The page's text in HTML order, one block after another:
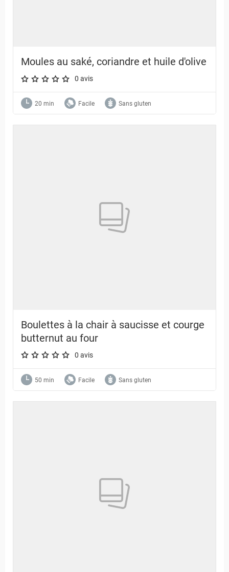
Moules au saké, coriandre et huile d'olive
A star rating of 0 out of 5.
0 avis
20 min Facile Sans gluten
Boulettes à la chair à saucisse et courge
butternut au four
A star rating of 0 out of 5.
0 avis
50 min Facile Sans gluten